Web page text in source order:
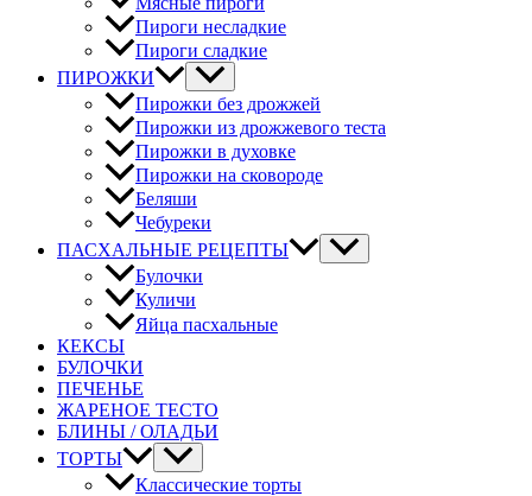
Пироги несладкие
Пироги сладкие
ПИРОЖКИ
Пирожки без дрожжей
Пирожки из дрожжевого теста
Пирожки в духовке
Пирожки на сковороде
Беляши
Чебуреки
ПАСХАЛЬНЫЕ РЕЦЕПТЫ
Булочки
Куличи
Яйца пасхальные
КЕКСЫ
БУЛОЧКИ
ПЕЧЕНЬЕ
ЖАРЕНОЕ ТЕСТО
БЛИНЫ / ОЛАДЬИ
ТОРТЫ
Классические торты